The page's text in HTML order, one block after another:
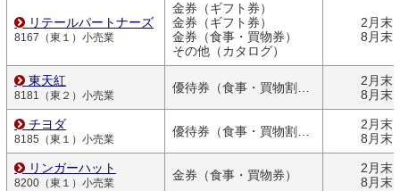
リテールパートナーズ
8167（東１）小売業
金券（ギフト券）
金券（ギフト券）
金券（食事・買物券）
その他（カタログ）
2月末
8月末
東天紅
8181（東２）小売業
優待券（食事・買物割引券）
2月末
8月末
チヨダ
8185（東１）小売業
優待券（食事・買物割引券）
2月末
8月末
リンガーハット
8200（東１）小売業
金券（食事・買物券）
2月末
8月末